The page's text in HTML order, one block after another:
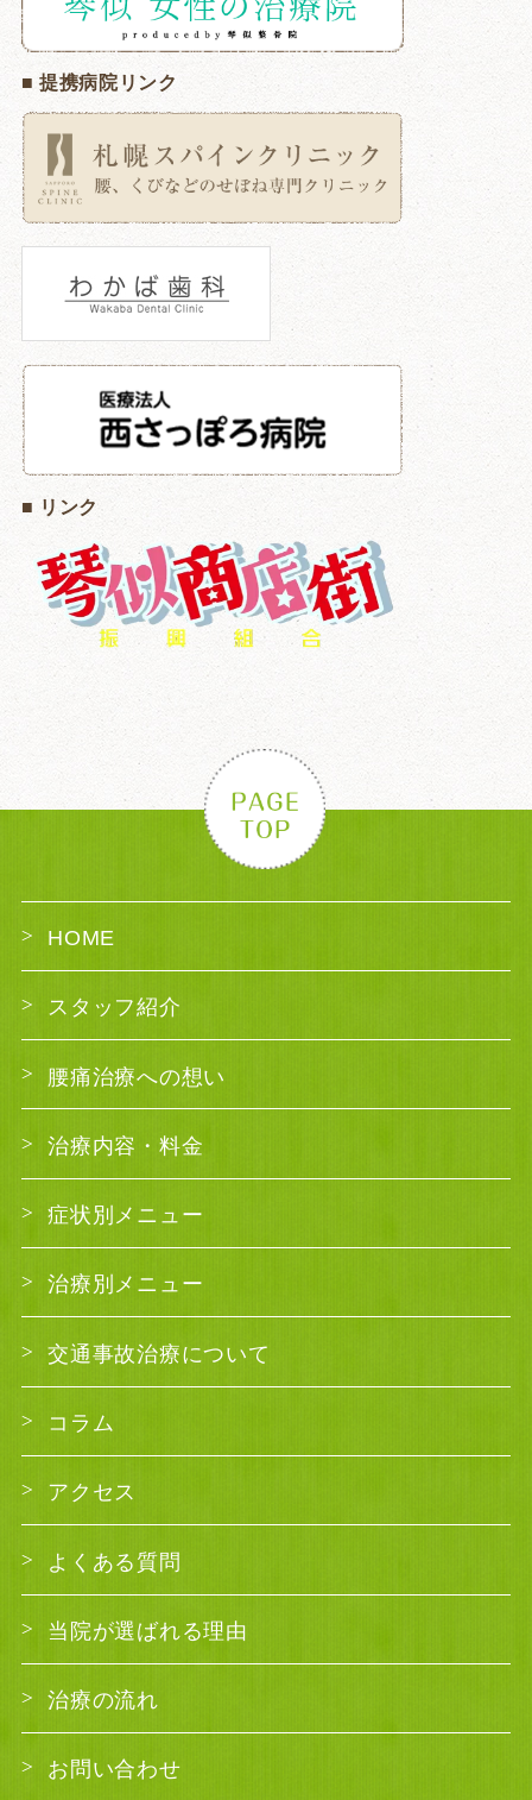
■ 提携病院リンク
■ リンク
HOME
スタッフ紹介
腰痛治療への想い
治療内容・料金
症状別メニュー
治療別メニュー
交通事故治療について
コラム
アクセス
よくある質問
当院が選ばれる理由
治療の流れ
お問い合わせ